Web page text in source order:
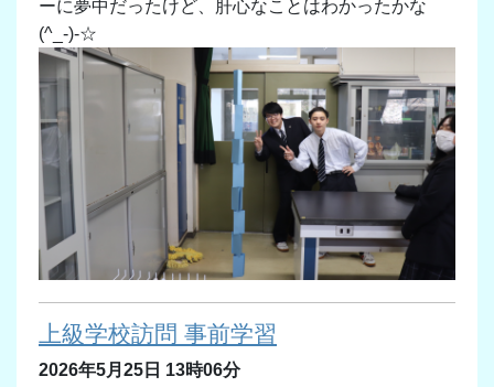
ーに夢中だったけど、肝心なことはわかったかな
(^_-)-☆
上級学校訪問 事前学習
2026年5月25日 13時06分